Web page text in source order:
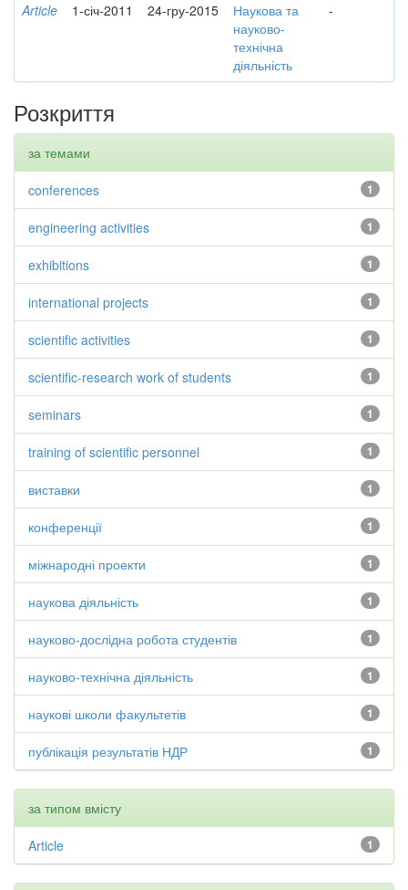
Article 1-січ-2011 24-гру-2015
Наукова та
науково-
технічна
діяльність
-
Розкриття
за темами
1
conferences
1
engineering activities
1
exhibitions
1
international projects
1
scientific activities
1
scientific-research work of students
1
seminars
1
training of scientific personnel
1
виставки
1
конференції
1
міжнародні проекти
1
наукова діяльність
1
науково-дослідна робота студентів
1
науково-технічна діяльність
1
наукові школи факультетів
1
публікація результатів НДР
за типом вмісту
1
Article